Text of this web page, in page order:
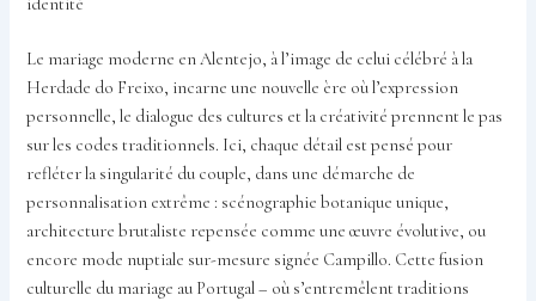
identité
Le mariage moderne en Alentejo, à l’image de celui célébré à la
Herdade do Freixo, incarne une nouvelle ère où l’expression
personnelle, le dialogue des cultures et la créativité prennent le pas
sur les codes traditionnels. Ici, chaque détail est pensé pour
refléter la singularité du couple, dans une démarche de
personnalisation extrême : scénographie botanique unique,
architecture brutaliste repensée comme une œuvre évolutive, ou
encore mode nuptiale sur-mesure signée Campillo. Cette fusion
culturelle du mariage au Portugal – où s’entremêlent traditions